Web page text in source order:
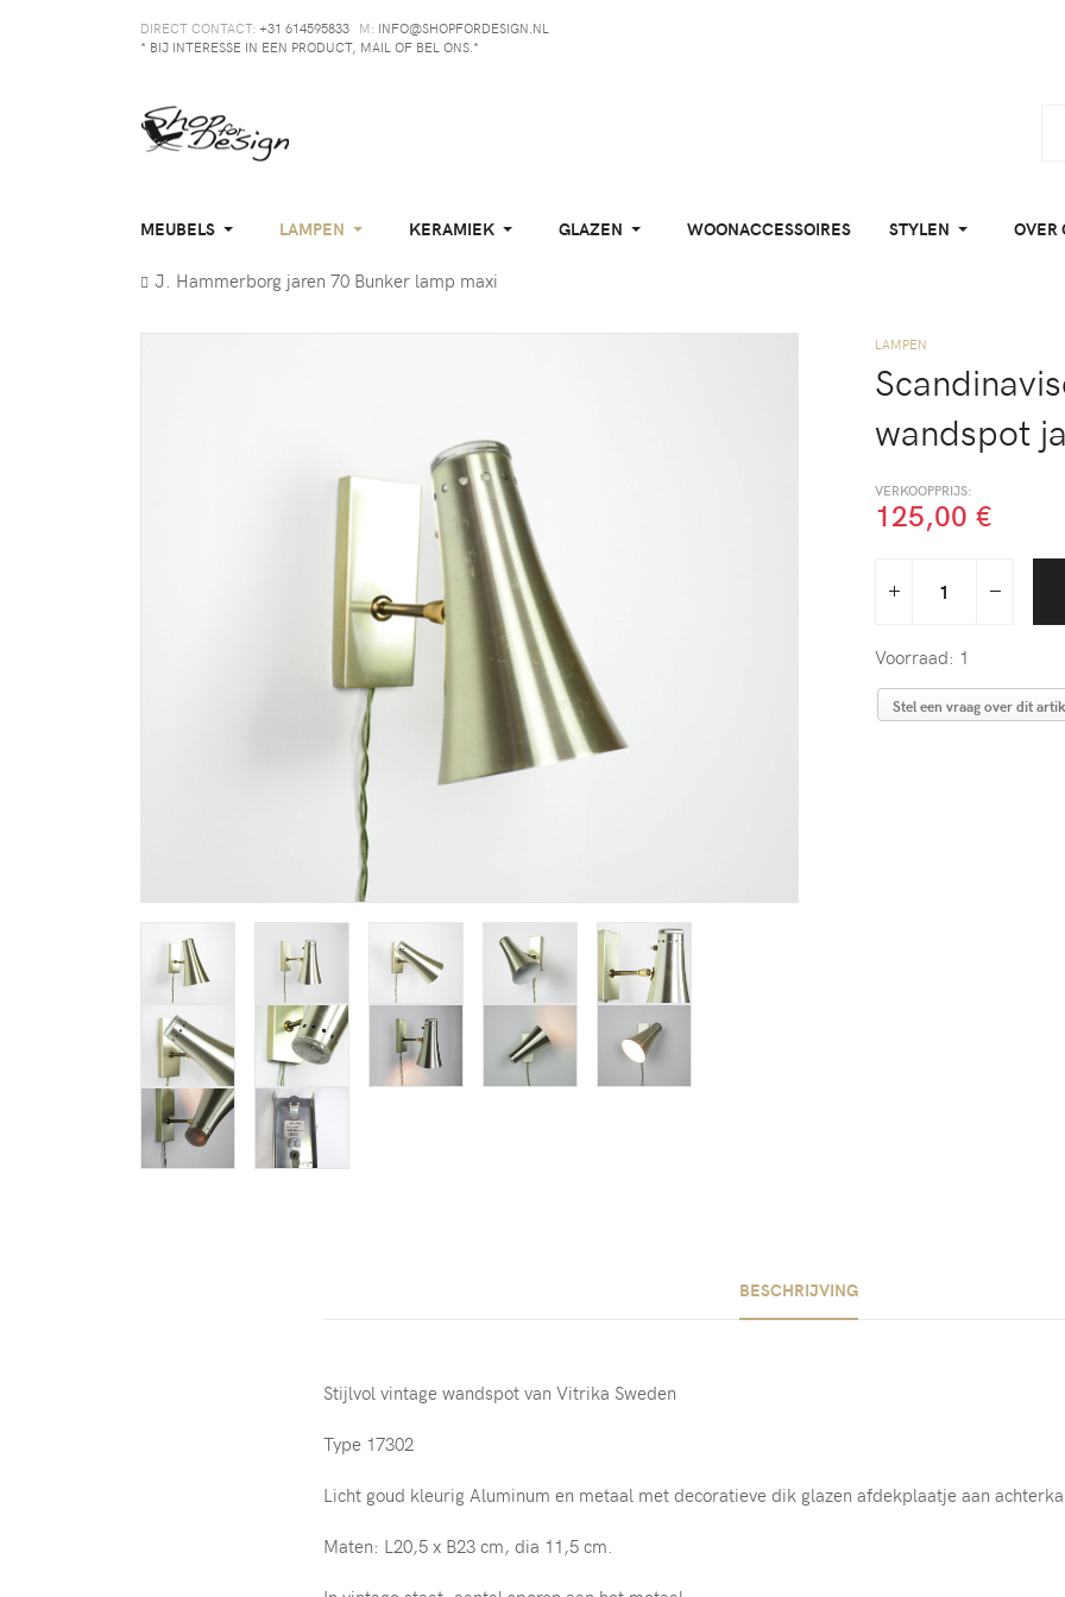
DIRECT CONTACT: +31 614595833 M: INFO@SHOPFORDESIGN.NL
* BIJ INTERESSE IN EEN PRODUCT, MAIL OF BEL ONS.*
MEUBELS LAMPEN KERAMIEK GLAZEN WOONACCESSOIRES STYLEN OVER
J. Hammerborg jaren 70 Bunker lamp maxi
LAMPEN
wandspot
VERKOOPPRIJS:
125,00 €
Voorraad: 1
Stel een vraag over dit
BESCHRIJVING
Stijlvol vintage wandspot van Vitrika Sweden
Type 17302
Licht goud kleurig Aluminum en metaal met decoratieve dik glazen afdekplaatje aan
Maten: L20,5 x B23 cm, dia 11,5 cm.